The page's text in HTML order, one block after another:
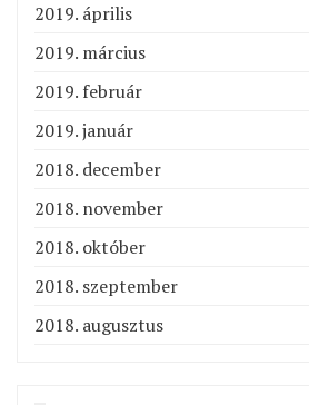
2019. április
2019. március
2019. február
2019. január
2018. december
2018. november
2018. október
2018. szeptember
2018. augusztus